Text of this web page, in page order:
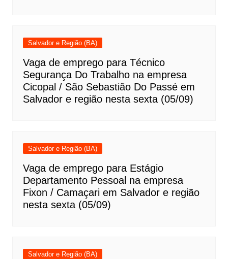
Salvador e Região (BA)
Vaga de emprego para Técnico
Segurança Do Trabalho na empresa
Cicopal / São Sebastião Do Passé em
Salvador e região nesta sexta (05/09)
Salvador e Região (BA)
Vaga de emprego para Estágio
Departamento Pessoal na empresa
Fixon / Camaçari em Salvador e região
nesta sexta (05/09)
Salvador e Região (BA)